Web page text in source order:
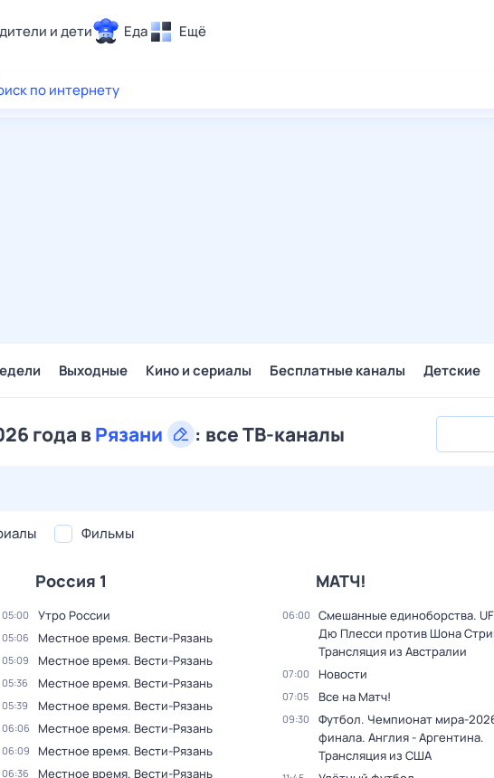
и дети Еда Ещё
Здоровье
по интернету
Выходные Кино и сериалы Бесплатные каналы Детские
года вРязани : все ТВ-каналы
Фильмы
Россия 1
05:00 Утро России
05:06 Местное время. Вести-Рязань
05:09 Местное время. Вести-Рязань
05:36 Местное время. Вести-Рязань
05:39 Местное время. Вести-Рязань
06:06 Местное время. Вести-Рязань
06:09 Местное время. Вести-Рязань
06:36 Местное время. Вести-Рязань
МАТЧ!
06:00
Смешанные единоборства.
Дю Плесси против Шона
Трансляция из Австралии
07:00 Новости
07:05 Все на Матч!
09:30
Футбол. Чемпионат мира-
финала. Англия - Аргентина.
Трансляция из США